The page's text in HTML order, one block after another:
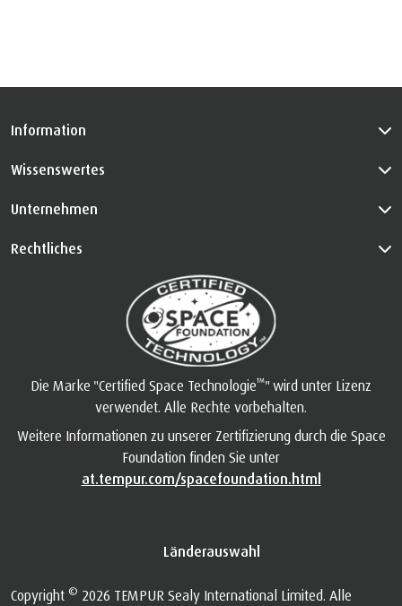
Information
Wissenswertes
Unternehmen
Rechtliches
Die Marke "Certified Space Technologie™" wird unter Lizenz
verwendet. Alle Rechte vorbehalten.
Weitere Informationen zu unserer Zertifizierung durch die Space
Foundation finden Sie unter
at.tempur.com/spacefoundation.html
Länderauswahl
Copyright © 2026 TEMPUR Sealy International Limited. Alle